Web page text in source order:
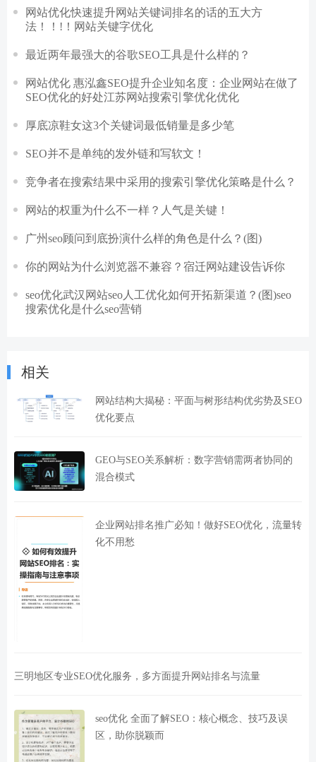
网站优化快速提升网站关键词排名的话的五大方
法！！!！网站关键字优化
最近两年最强大的谷歌SEO工具是什么样的？
网站优化 惠泓鑫SEO提升企业知名度：企业网站在做了
SEO优化的好处江苏网站搜索引擎优化优化
厚底凉鞋女这3个关键词最低销量是多少笔
SEO并不是单纯的发外链和写软文！
竞争者在搜索结果中采用的搜索引擎优化策略是什么？
网站的权重为什么不一样？人气是关键！
广州seo顾问到底扮演什么样的角色是什么？(图)
你的网站为什么浏览器不兼容？宿迁网站建设告诉你
seo优化武汉网站seo人工优化如何开拓新渠道？(图)seo
搜索优化是什么seo营销
相关
网站结构大揭秘：平面与树形结构优劣势及SEO
优化要点
GEO与SEO关系解析：数字营销需两者协同的
混合模式
企业网站排名推广必知！做好SEO优化，流量转
化不用愁
三明地区专业SEO优化服务，多方面提升网站排名与流量
seo优化 全面了解SEO：核心概念、技巧及误
区，助你脱颖而